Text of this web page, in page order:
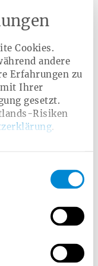
Cookies.
andere
Erfahrungen zu
mit Ihrer
gesetzt.
Risiken
.
in
Zähneputzen
PZR soll
und